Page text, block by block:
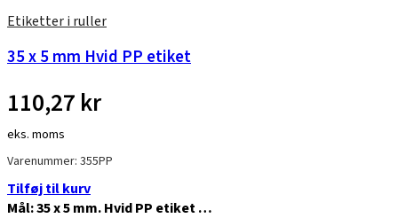
Etiketter i ruller
35 x 5 mm Hvid PP etiket
110,27 kr
eks. moms
Varenummer: 355PP
Tilføj til kurv
Mål: 35 x 5 mm. Hvid PP etiket …